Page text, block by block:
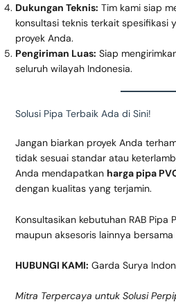
Dukungan Teknis: Tim kami siap
konsultasi teknis terkait spesifikasi
proyek Anda.
Pengiriman Luas: Siap
seluruh wilayah Indonesia.
Solusi Pipa Terbaik Ada di Sini!
Jangan biarkan proyek Anda
tidak sesuai standar atau
Anda mendapatkan harga pipa
dengan kualitas yang terjamin.
Konsultasikan kebutuhan RAB Pipa
maupun aksesoris lainnya bersama
HUBUNGI KAMI: Garda Surya
Mitra Terpercaya untuk Solusi